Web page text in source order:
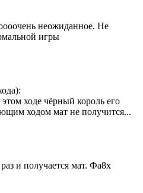
неожиданное. Не
игры
ходе чёрный король его
ходом мат не получится...
и получается мат. Фа8х